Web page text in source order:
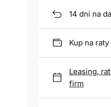
14 dni na
Kup na
Leasing,
firm